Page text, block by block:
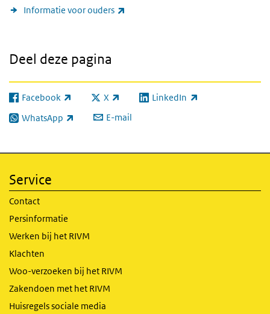
Informatie voor ouders
Deel deze pagina
Facebook
(externe link) X
(externe link) LinkedIn
(externe link)
WhatsApp
(externe link) E-mail
Service
Contact
Persinformatie
Werken bij het RIVM
Klachten
Woo-verzoeken bij het RIVM
Zakendoen met het RIVM
Huisregels sociale media